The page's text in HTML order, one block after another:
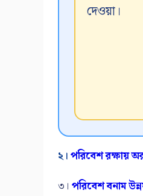
দেওয়া।
২।পরিবেশ রক্ষায়
৩। পরিবেশ বনাম